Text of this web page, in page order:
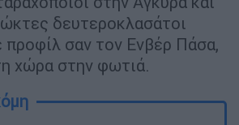
δευτεροκλασάτοι
προφίλ σαν τον Ενβέρ Πάσα,
χώρα στην φωτιά.